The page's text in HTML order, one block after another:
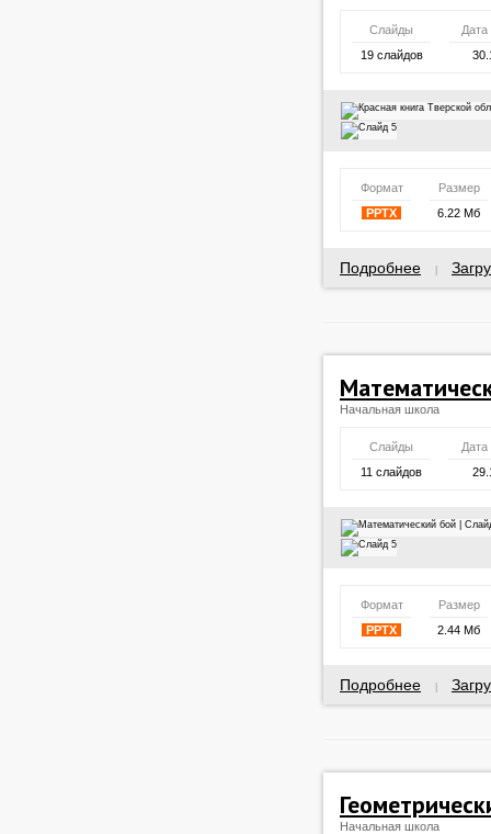
Слайды
Дата
19 слайдов
Формат
Размер
PPTX
6.22 Мб
Подробнее
Начальная школа
Слайды
Дата
11 слайдов
Формат
Размер
PPTX
2.44 Мб
Подробнее
Начальная школа